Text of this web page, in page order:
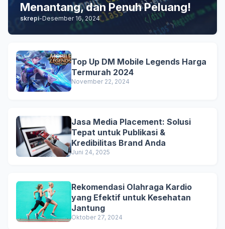
Menantang, dan Penuh Peluang!
skrepi-Desember 16, 2024
Top Up DM Mobile Legends Harga
Termurah 2024
November 22, 2024
Jasa Media Placement: Solusi
Tepat untuk Publikasi &
Kredibilitas Brand Anda
Juni 24, 2025
Rekomendasi Olahraga Kardio
yang Efektif untuk Kesehatan
Jantung
Oktober 27, 2024